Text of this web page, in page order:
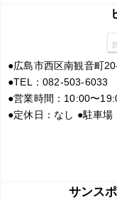
●広島市西区南観音町
●TEL：082-503-6033
●営業時間：10:00〜
●定休日：なし ●駐車場
サンス